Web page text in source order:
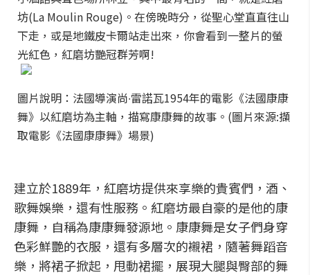
坊(La Moulin Rouge)。在傍晚時分，從聖心堂直直往山
下走，或是地鐵皮卡爾站走出來，你會看到一整片的螢
光紅色，紅磨坊艷冠群芳啊!
圖片說明：法國導演尚∙雷諾瓦1954年的電影《法國康康
舞》以紅磨坊為主軸，描寫康康舞的故事。(圖片來源:擷
取電影《法國康康舞》場景)
建立於1889年，紅磨坊提供來享樂的貴賓們，酒、
歌舞娛樂，還有性服務。紅磨坊最自豪的是他的康
康舞，自稱為康康舞發源地。康康舞是女子們身穿
色彩鮮艷的衣服，還有多層次的襯裙，隨著舞蹈音
樂，將裙子掀起，甩動裙擺，展現大腿與臀部的舞